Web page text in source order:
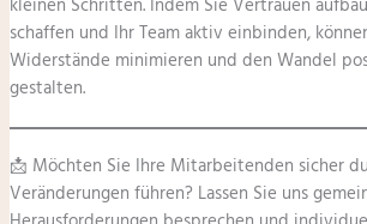
kleinen Schritten. Indem Sie Vertrauen
schaffen und Ihr Team aktiv einbinden,
Widerstände minimieren und den Wandel
gestalten.
📩 Möchten Sie Ihre Mitarbeitenden sicher
Veränderungen führen? Lassen Sie uns